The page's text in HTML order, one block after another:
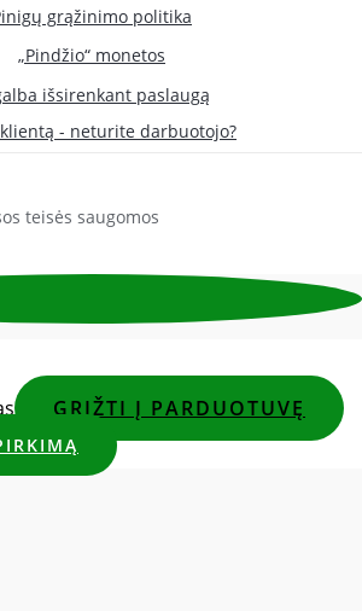
grąžinimo politika
„Pindžio“ monetos
išsirenkant paslaugą
- neturite darbuotojo?
teisės saugomos
GRĮŽTI Į PARDUOTUVĘ